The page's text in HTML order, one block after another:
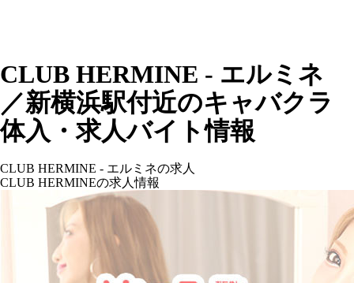
CLUB HERMINE - エルミネ
／新横浜駅付近のキャバクラ
体入・求人バイト情報
CLUB HERMINE - エルミネの求人
CLUB HERMINEの求人情報